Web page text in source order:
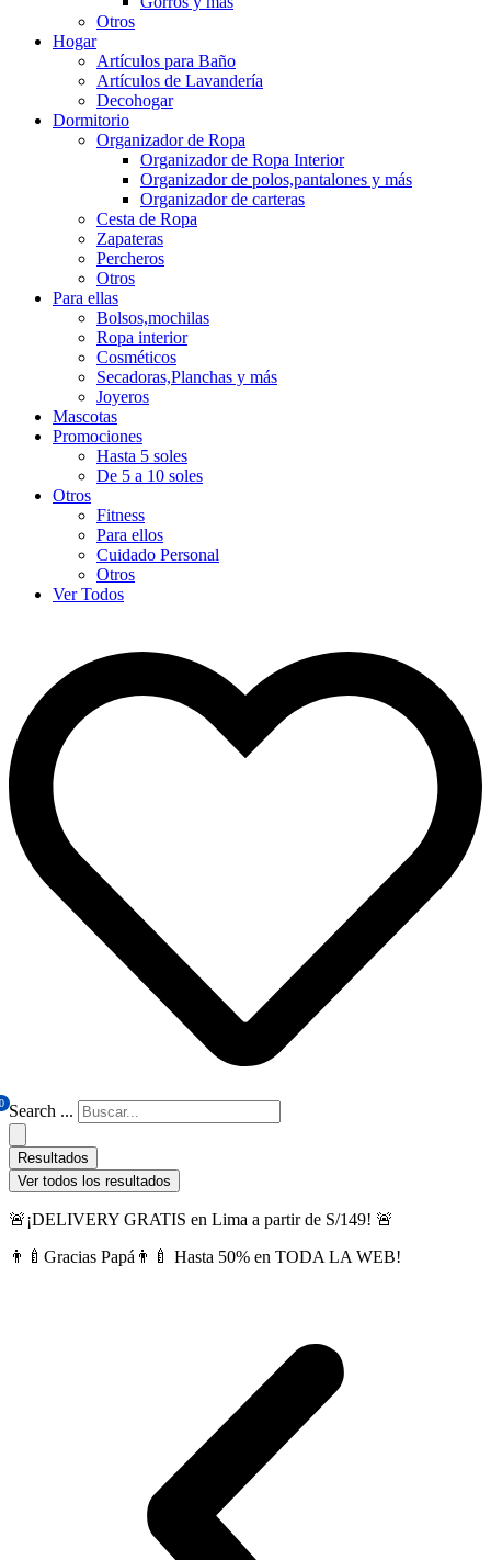
Otros
Hogar
Artículos para Baño
Artículos de Lavandería
Decohogar
Dormitorio
Organizador de Ropa
Organizador de Ropa Interior
Organizador de polos,pantalones y más
Organizador de carteras
Cesta de Ropa
Zapateras
Percheros
Otros
Para ellas
Bolsos,mochilas
Ropa interior
Cosméticos
Secadoras,Planchas y más
Joyeros
Mascotas
Promociones
Hasta 5 soles
De 5 a 10 soles
Otros
Fitness
Para ellos
Cuidado Personal
Otros
Ver Todos
0 Search ...
Resultados
Ver todos los resultados
🚨¡DELIVERY GRATIS en Lima a partir de S/149! 🚨
👨‍🍼Gracias Papá👨‍🍼 Hasta 50% en TODA LA WEB!